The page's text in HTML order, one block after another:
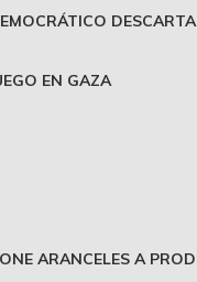
EN GAZA
ARANCELES A